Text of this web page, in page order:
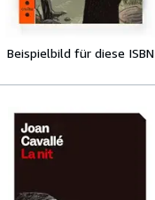
Beispielbild für diese ISBN